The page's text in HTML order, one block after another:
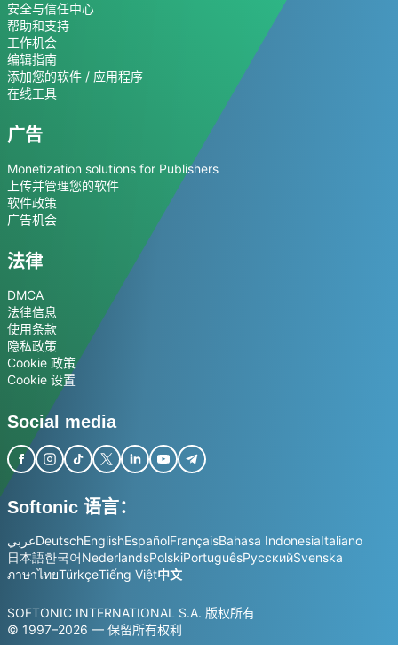
安全与信任中心
帮助和支持
工作机会
编辑指南
添加您的软件 / 应用程序
在线工具
广告
Monetization solutions for Publishers
上传并管理您的软件
软件政策
广告机会
法律
DMCA
法律信息
使用条款
隐私政策
Cookie 政策
Cookie 设置
Social media
Softonic 语言：
عربيDeutschEnglishEspañolFrançaisBahasa IndonesiaItaliano
日本語한국어NederlandsPolskiPortuguêsРусскийSvenska
ภาษาไทยTürkçeTiếng Việt中文
SOFTONIC INTERNATIONAL S.A. 版权所有
© 1997–2026 — 保留所有权利